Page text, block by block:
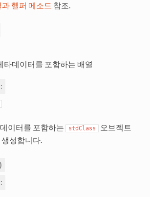
과 헬퍼 메소드 참조.
타데이터를 포함하는 배열
:
이터를 포함하는 stdClass 오브젝트
성합니다.
)
: